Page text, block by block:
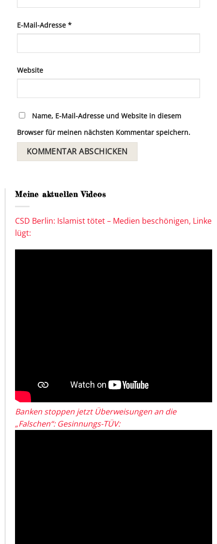
E-Mail-Adresse *
Website
Name, E-Mail-Adresse und Website in diesem
Browser für meinen nächsten Kommentar speichern.
Meine aktuellen Videos
CSD Berlin: Islamist tötet – Medien beschönigen, Linke
lügt:
Banken stoppen jetzt Überweisungen an die
„Falschen“: Gesinnungs-TÜV: